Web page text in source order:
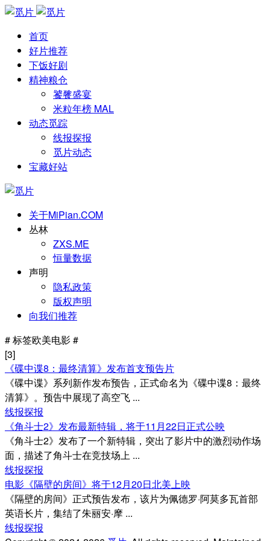
首页
好片推荐
下饭好剧
精神粮仓
饕餮盛宴
米粒年榜 MAL
动态觅踪
线报探报
觅片动态
宝藏好站
关于MiPian.COM
丛林
ZXS.ME
恒量数据
声明
隐私政策
版权声明
向我们推荐
#标签欧美电影 #
[3]
《碟中谍8：最终清算》发布首支预告片
《碟中谍》系列新作发布预告，正式命名为《碟中谍8：最终
清算》。预告中展现了高空飞 ...
线报探报
《角斗士2》发布最新特辑，将于11月22日正式公映
《角斗士2》发布了一个新特辑，突出了影片中的激烈动作场
面，描述了角斗士在竞技场上 ...
线报探报
电影《隔壁的房间》将于12月20日北美上映
《隔壁的房间》正式预告发布，该片为佩德罗·阿莫多瓦首部
英语长片，集结了朱丽安·摩 ...
线报探报